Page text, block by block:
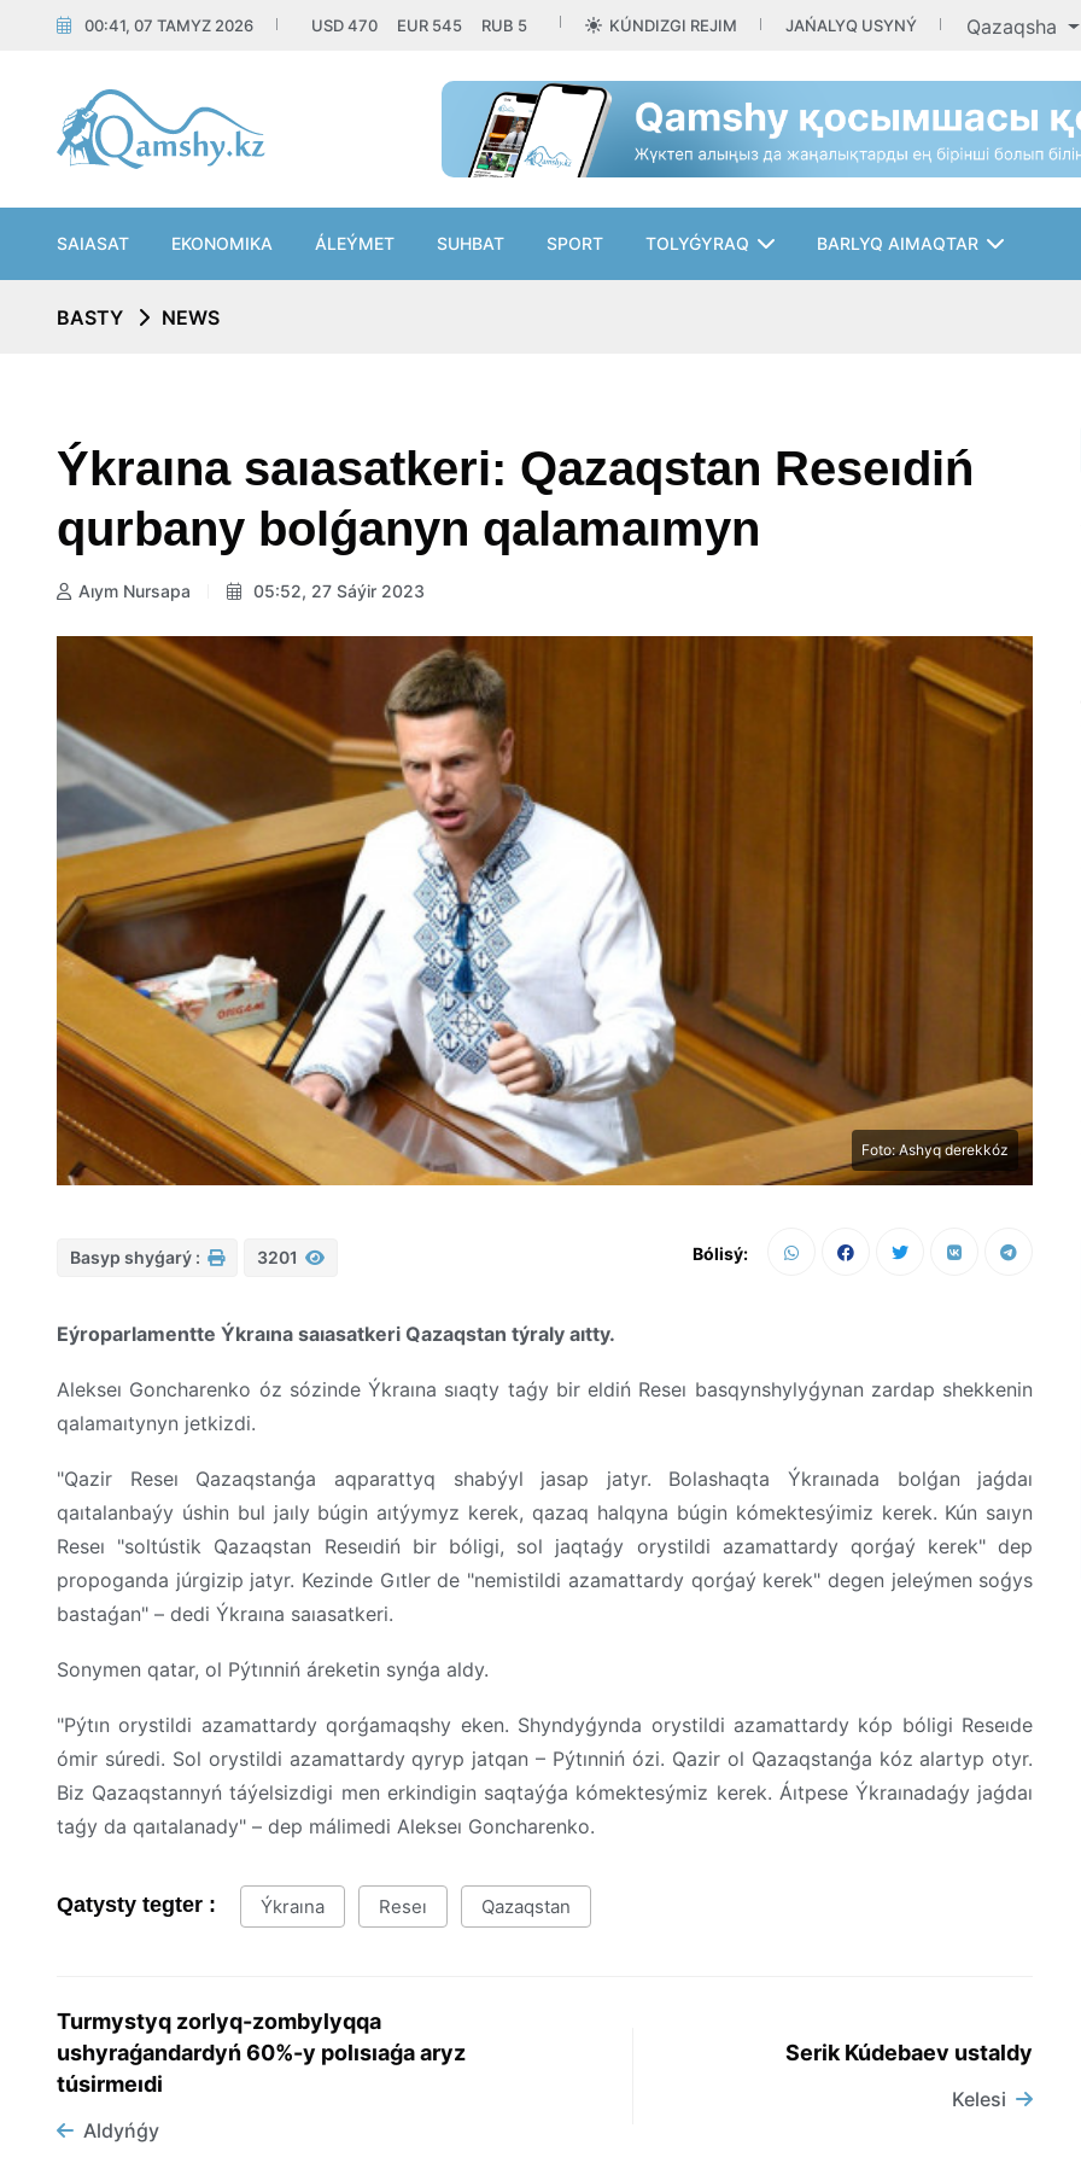
00:41, 07 TAMYZ 2026 USD470 EUR 545 RUB 5 KÚNDIZGI REJIM JAŃALYQ USYNÝ Qazaqsha
SAIASAT EKONOMIKA ÁLEÝMET SUHBAT SPORT TOLYǴYRAQ BARLYQ AIMAQTAR
BASTY NEWS
Ýkraına saıasatkeri: Qazaqstan Reseıdiń
qurbany bolǵanyn qalamaımyn
Aıym Nursapa 05:52, 27 Sáýir 2023
Foto: Ashyq derekkóz
Basyp shyǵarý : 3201 Bólisý:
Eýroparlamentte Ýkraına saıasatkeri Qazaqstan týraly aıtty.
Alekseı Goncharenko óz sózinde Ýkraına sıaqty taǵy bir eldiń Reseı basqynshylyǵynan zardap shekkenin
qalamaıtynyn jetkizdi.
"Qazir Reseı Qazaqstanǵa aqparattyq shabýyl jasap jatyr. Bolashaqta Ýkraınada bolǵan jaǵdaı
qaıtalanbaýy úshin bul jaıly búgin aıtýymyz kerek, qazaq halqyna búgin kómektesýimiz kerek. Kún saıyn
Reseı "soltústik Qazaqstan Reseıdiń bir bóligi, sol jaqtaǵy orystildi azamattardy qorǵaý kerek" dep
propoganda júrgizip jatyr. Kezinde Gıtler de "nemistildi azamattardy qorǵaý kerek" degen jeleýmen soǵys
bastaǵan" – dedi Ýkraına saıasatkeri.
Sonymen qatar, ol Pýtınniń áreketin synǵa aldy.
"Pýtın orystildi azamattardy qorǵamaqshy eken. Shyndyǵynda orystildi azamattardy kóp bóligi Reseıde
ómir súredi. Sol orystildi azamattardy qyryp jatqan – Pýtınniń ózi. Qazir ol Qazaqstanǵa kóz alartyp otyr.
Biz Qazaqstannyń táýelsizdigi men erkindigin saqtaýǵa kómektesýmiz kerek. Áıtpese Ýkraınadaǵy jaǵdaı
taǵy da qaıtalanady" – dep málimedi Alekseı Goncharenko.
Qatysty tegter : Ýkraına Reseı Qazaqstan
Turmystyq zorlyq-zombylyqqa
ushyraǵandardyń 60%-y polısıaǵa aryz
túsirmeıdi
Aldyńǵy
Serik Kúdebaev ustaldy
Kelesi